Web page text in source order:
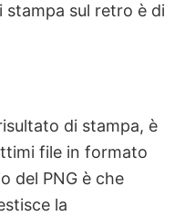
stampa sul retro è di
di stampa, è
file in formato
del PNG è che
la